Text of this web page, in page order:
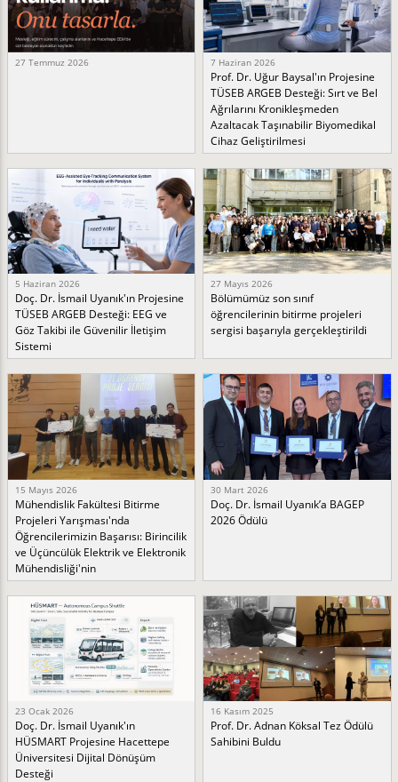
27 Temmuz 2026 7 Haziran 2026
Prof. Dr. Uğur Baysal'ın Projesine
TÜSEB ARGEB Desteği: Sırt ve Bel
Ağrılarını Kronikleşmeden
Azaltacak Taşınabilir Biyomedikal
Cihaz Geliştirilmesi
5 Haziran 2026
Doç. Dr. İsmail Uyanık'ın Projesine
TÜSEB ARGEB Desteği: EEG ve
Göz Takibi ile Güvenilir İletişim
Sistemi
27 Mayıs 2026
Bölümümüz son sınıf
öğrencilerinin bitirme projeleri
sergisi başarıyla gerçekleştirildi
15 Mayıs 2026
Mühendislik Fakültesi Bitirme
Projeleri Yarışması'nda
Öğrencilerimizin Başarısı: Birincilik
ve Üçüncülük Elektrik ve Elektronik
Mühendisliği'nin
30 Mart 2026
Doç. Dr. İsmail Uyanık’a BAGEP
2026 Ödülü
23 Ocak 2026
Doç. Dr. İsmail Uyanık'ın
HÜSMART Projesine Hacettepe
Üniversitesi Dijital Dönüşüm
Desteği
16 Kasım 2025
Prof. Dr. Adnan Köksal Tez Ödülü
Sahibini Buldu